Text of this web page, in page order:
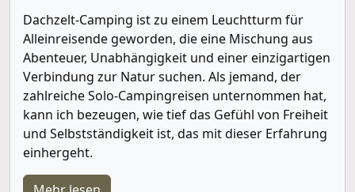
Dachzelt-Camping ist zu einem Leuchtturm für
Alleinreisende geworden, die eine Mischung aus
Abenteuer, Unabhängigkeit und einer einzigartigen
Verbindung zur Natur suchen. Als jemand, der
zahlreiche Solo-Campingreisen unternommen hat,
kann ich bezeugen, wie tief das Gefühl von Freiheit
und Selbstständigkeit ist, das mit dieser Erfahrung
einhergeht.